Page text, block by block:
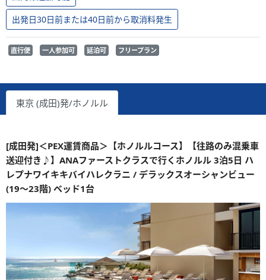
出発日30日前または40日前から取消料発生
直行便 一人参加可 延泊可 フリープラン
東京 (成田)発/ホノルル
[成田発]＜PEX運賃商品＞【ホノルルコース】【往路のみ混乗車
送迎付き♪】ANAファーストクラスで行くホノルル 3泊5日 ハ
レプナワイキキバイハレクラニ / デラックスオーシャンビュー
(19～23階) ベッド1台